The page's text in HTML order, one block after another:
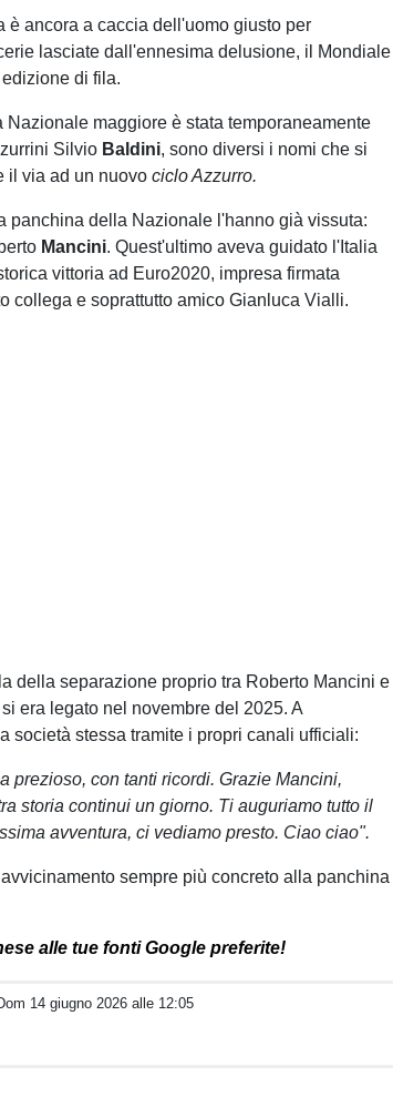
è ancora a caccia dell'uomo giusto per
lasciate dall'ennesima delusione, il Mondiale
di fila.
Nazionale maggiore è stata temporaneamente
Silvio Baldini, sono diversi i nomi che si
il via ad un nuovociclo Azzurro.
panchina della Nazionale l'hanno già vissuta:
Mancini. Quest'ultimo aveva guidato l'Italia
vittoria ad Euro2020, impresa firmata
collega e soprattutto amico Gianluca Vialli.
della separazione proprio tra Roberto Mancini e
era legato nel novembre del 2025. A
società stessa tramite i propri canali ufficiali:
prezioso, con tanti ricordi. Grazie Mancini,
storia continui un giorno. Ti auguriamo tutto il
avventura, ci vediamo presto. Ciao ciao".
sempre più concreto alla panchina
alle tue fonti Google preferite!
14 giugno 2026 alle 12:05